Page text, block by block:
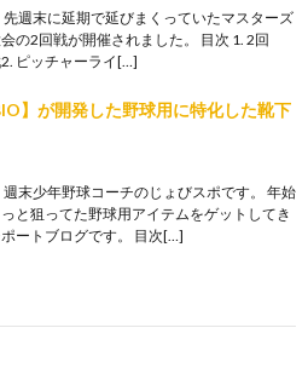
先週末に延期で延びまくっていたマスターズ
の2回戦が開催されました。 目次 1. 2回
ピッチャーライ[…]
】が開発した野球用に特化した靴下
週末少年野球コーチのじょびスポです。 年始
と狙ってた野球用アイテムをゲットしてき
ートブログです。 目次[…]